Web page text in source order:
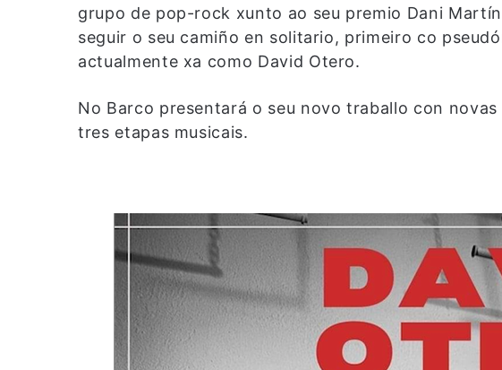
grupo de pop-rock xunto ao seu premio Dani
seguir o seu camiño en solitario, primeiro co
actualmente xa como David Otero.
No Barco presentará o seu novo traballo con
tres etapas musicais.